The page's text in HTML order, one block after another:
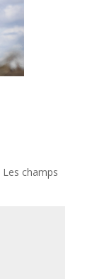
Les champs